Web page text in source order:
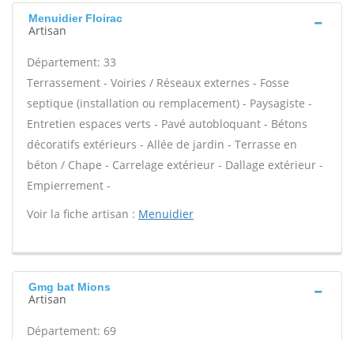
Menuidier Floirac
Artisan
Département: 33
Terrassement - Voiries / Réseaux externes - Fosse
septique (installation ou remplacement) - Paysagiste -
Entretien espaces verts - Pavé autobloquant - Bétons
décoratifs extérieurs - Allée de jardin - Terrasse en
béton / Chape - Carrelage extérieur - Dallage extérieur -
Empierrement -
Voir la fiche artisan : Menuidier
Gmg bat Mions
Artisan
Département: 69